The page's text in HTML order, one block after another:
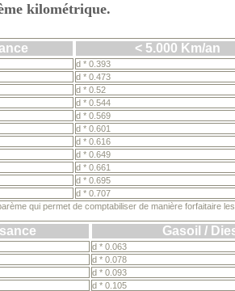
kilométrique.
< 5.000 Km/an
d * 0.393
d * 0.473
d * 0.52
d * 0.544
d * 0.569
d * 0.601
d * 0.616
d * 0.649
d * 0.661
d * 0.695
d * 0.707
qui permet de comptabiliser de manière forfaitaire
Gasoil /
d * 0.063
d * 0.078
d * 0.093
d * 0.105